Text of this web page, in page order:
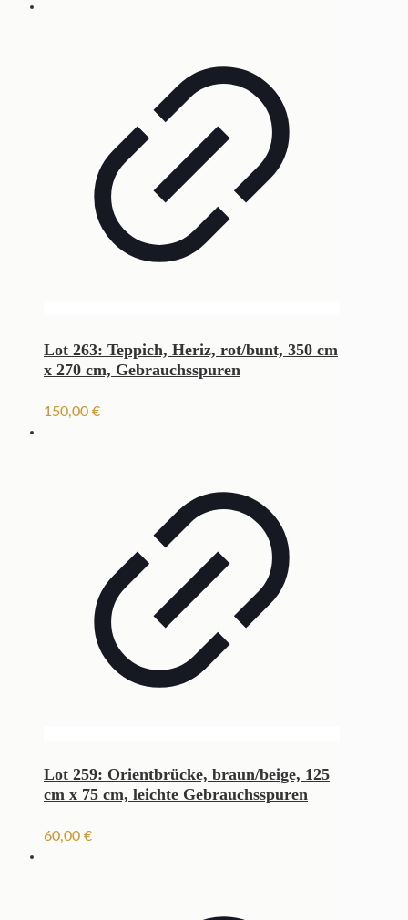
Lot 263: Teppich, Heriz, rot/bunt, 350 cm
x 270 cm, Gebrauchsspuren
150,00 €
Lot 259: Orientbrücke, braun/beige, 125
cm x 75 cm, leichte Gebrauchsspuren
60,00 €